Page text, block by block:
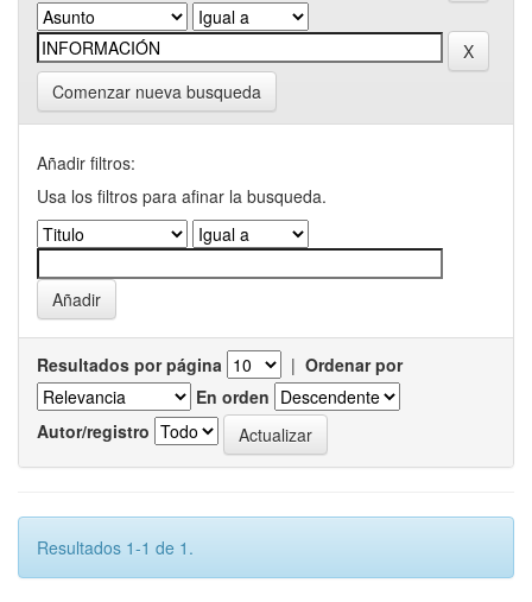
Comenzar nueva busqueda
Añadir filtros:
Usa los filtros para afinar la busqueda.
Resultados por página | Ordenar por
En orden
Autor/registro
Resultados 1-1 de 1.